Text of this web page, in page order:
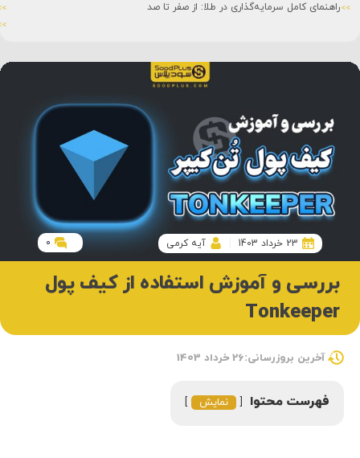
شبکه های بلاک چین
بررسی و آموزش استفاده از کیف پول
Tonkeeper
23 خرداد 1403 آیه کرمی 0
آخرین بروزرسانی:26 خرداد 1403
فهرست محتوا نمایش